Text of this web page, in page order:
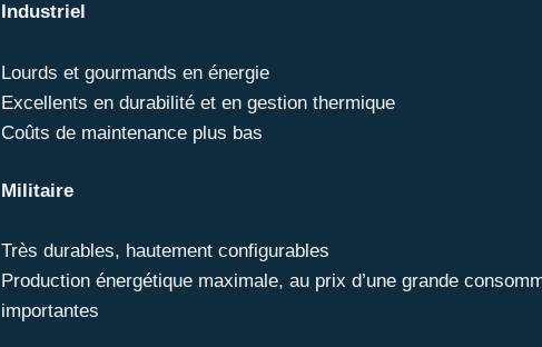
Industriel
Lourds et gourmands en énergie
Excellents en durabilité et en gestion thermique
Coûts de maintenance plus bas
Militaire
Très durables, hautement configurables
Production énergétique maximale, au prix d’une grande
importantes